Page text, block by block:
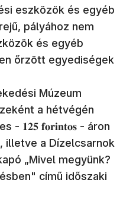
eszközök és egyéb
pályához nem
és egyéb
őrzött egyediségek
Múzeum
a hétvégén
- 𝟏𝟐𝟓 𝐟𝐨𝐫𝐢𝐧𝐭𝐨𝐬 - áron
illetve a Dízelcsarnok
„Mivel megyünk?
című időszaki